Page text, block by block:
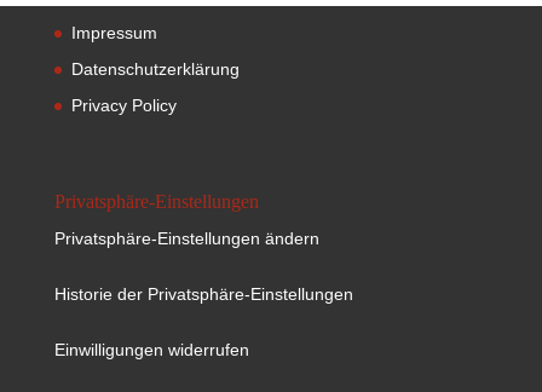
Impressum
Datenschutzerklärung
Privacy Policy
Privatsphäre-Einstellungen
Privatsphäre-Einstellungen ändern
Historie der Privatsphäre-Einstellungen
Einwilligungen widerrufen